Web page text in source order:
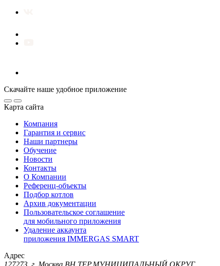
Скачайте наше удобное приложение
Карта сайта
Компания
Гарантия и сервис
Наши партнеры
Обучение
Новости
Контакты
О Компании
Референц-объекты
Подбор котлов
Архив документации
Пользовательское соглашение
для мобильного приложения
Удаление аккаунта
приложения IMMERGAS SMART
Адрес
127273, г. Москва ВН.ТЕР.МУНИЦИПАЛЬНЫЙ ОКРУГ